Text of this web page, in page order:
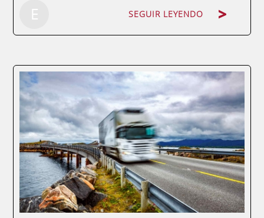
E SEGUIR LEYENDO
Se trata de una de las profesiones de moda
y es que, cada vez oímos hablar más del
Controller de gestión dentro de las
compañías. ¿Pero sabemos realmente qué
es un Controller de gestión? En toda
organización existe un comité de crisis o
un...